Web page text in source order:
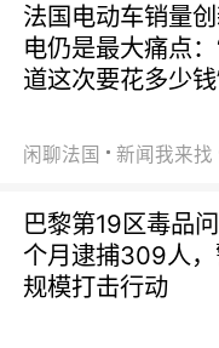
法国电动车销量
电仍是最大痛点
道这次要花多少钱
闲聊法国 新闻我来找
巴黎第19区毒品
个月逮捕309人
规模打击行动